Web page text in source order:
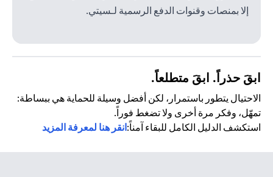
إلا بمنصات وقنوات الدفع الرسمية لـسيتي.
ابقَ حذراً. ابقَ متطلعاً.
الاحتيال يتطور باستمرار، لكن أفضل وسيلة للحماية هي ببساطة:
تمهّل، وفكر مرة أخرى ولا تضغط فوراً.
استكشف الدليل الكامل للبقاء آمناً:انقر هنا لمعرفة المزيد